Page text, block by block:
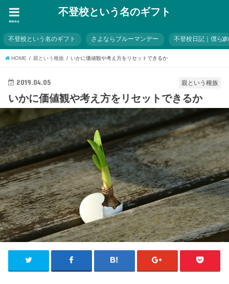
不登校という名のギフト
menu
不登校という名のギフト さよならブルーマンデー 不登校日記｜僕ら
HOME 親という種族 いかに価値観や考え方をリセットできるか
親という種族
2019.04.05
いかに価値観や考え方をリセットできるか